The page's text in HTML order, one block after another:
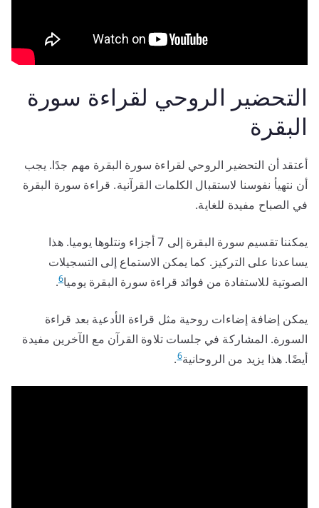
التحضير الروحي لقراءة سورة
البقرة
أعتقد أن التحضير الروحي لقراءة سورة البقرة مهم جدًا. يجب
أن نتهيأ نفوسنا لاستقبال الكلمات القرآنية. قراءة سورة البقرة
في الصباح مفيدة للغاية.
يمكننا تقسيم سورة البقرة إلى 7 أجزاء ونتلوها يوميا. هذا
يساعدنا على التركيز. كما يمكن الاستماع إلى التسجيلات
الصوتية للاستفادة من فوائد قراءة سورة البقرة يوميا6
.
يمكن إضافة إضاءات روحية مثل قراءة الأدعية بعد قراءة
السورة. المشاركة في جلسات تلاوة القرآن مع الآخرين مفيدة
أيضًا. هذا يزيد من الروحانية6
.